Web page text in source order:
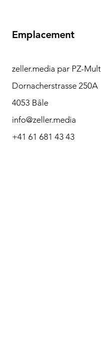
Besoin
nous
toute
téléphone
Emplacement
zeller.media par PZ-
Dornacherstrasse 250A
4053 Bâle
info@zeller.media
+41 61 681 43 43